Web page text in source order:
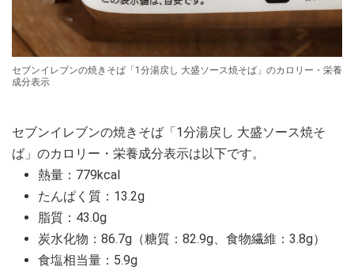
セブンイレブンの焼きそば「1分湯戻し 大盛ソース焼そば」のカロリー・栄養
成分表示
セブンイレブンの焼きそば「1分湯戻し 大盛ソース焼そ
ば」のカロリー・栄養成分表示は以下です。
熱量：779kcal
たんぱく質：13.2g
脂質：43.0g
炭水化物：86.7g（糖質：82.9g、食物繊維：3.8g）
食塩相当量：5.9g